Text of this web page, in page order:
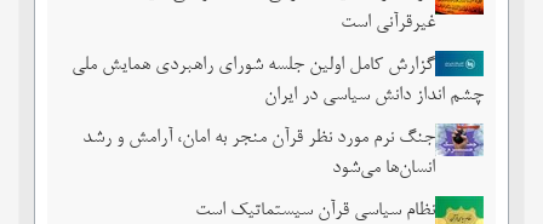
غیرقرآنی است
گزارش کامل اولین جلسه شورای راهبردی همایش ملی
چشم ‏انداز دانش سیاسی در ایران
جنگ نرم مورد نظر قرآن منجر به امان، آرامش و رشد
انسان‌ها می‌‌شود
نظام سیاسی قرآن سیستماتیک است